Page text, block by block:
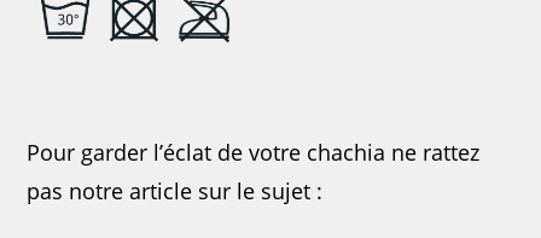
Pour garder l’éclat de votre chachia ne rattez
pas notre article sur le sujet :